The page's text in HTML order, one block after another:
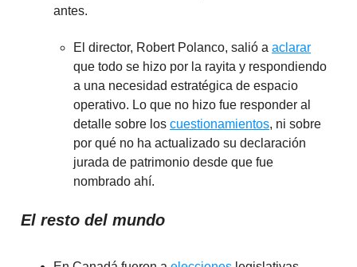
antes.
El director, Robert Polanco, salió a aclarar
que todo se hizo por la rayita y respondiendo
a una necesidad estratégica de espacio
operativo. Lo que no hizo fue responder al
detalle sobre los cuestionamientos, ni sobre
por qué no ha actualizado su declaración
jurada de patrimonio desde que fue
nombrado ahí.
El resto del mundo